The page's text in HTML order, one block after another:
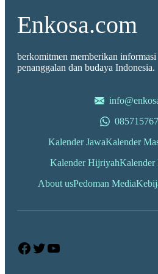
Enkosa.com
berkomitmen memberikan informasi
penanggalan dan budaya Indonesia.
Kalender JawaKalender
Kalender HijriyahKalender
About usPedoman Media
Facebook
Twitter
YouTube